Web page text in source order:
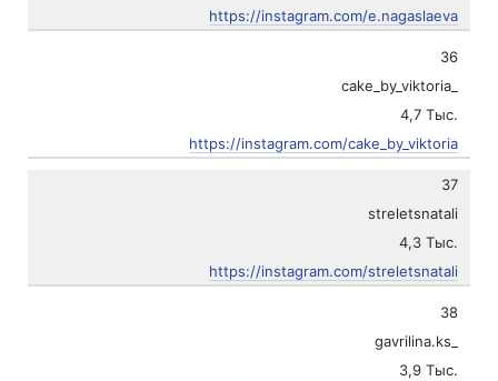
https://instagram.com/e.nagaslaeva
36
cake_by_viktoria_
4,7 Тыс.
https://instagram.com/cake_by_viktoria
37
streletsnatali
4,3 Тыс.
https://instagram.com/streletsnatali
38
gavrilina.ks_
3,9 Тыс.